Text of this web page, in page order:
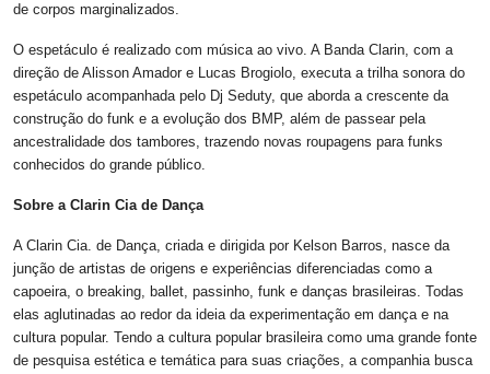
de corpos marginalizados.
O espetáculo é realizado com música ao vivo. A Banda Clarin, com a
direção de Alisson Amador e Lucas Brogiolo, executa a trilha sonora do
espetáculo acompanhada pelo Dj Seduty, que aborda a crescente da
construção do funk e a evolução dos BMP, além de passear pela
ancestralidade dos tambores, trazendo novas roupagens para funks
conhecidos do grande público.
Sobre a Clarin Cia de Dança
A Clarin Cia. de Dança, criada e dirigida por Kelson Barros, nasce da
junção de artistas de origens e experiências diferenciadas como a
capoeira, o breaking, ballet, passinho, funk e danças brasileiras. Todas
elas aglutinadas ao redor da ideia da experimentação em dança e na
cultura popular. Tendo a cultura popular brasileira como uma grande fonte
de pesquisa estética e temática para suas criações, a companhia busca